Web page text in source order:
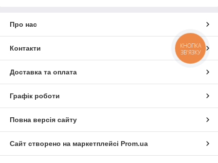
Про нас
Контакти
Доставка та оплата
Графік роботи
Повна версія сайту
Сайт створено на маркетплейсі Prom.ua
КНОПКА
ЗВ'ЯЗКУ